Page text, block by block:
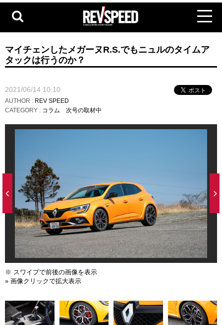
マイチェンしたメガーヌR.S.でもニュルのタイムア
タックは行うのか？
2021/06/14 10:10
AUTHOR : REV SPEED
CATEGORY : コラム 次号の取材中
※ スワイプで前後の画像を表示
» 画像クリックで拡大表示